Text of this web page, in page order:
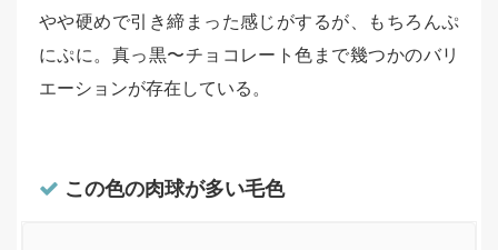
やや硬めで引き締まった感じがするが、もちろんぷ
にぷに。真っ黒〜チョコレート色まで幾つかのバリ
エーションが存在している。
この色の肉球が多い毛色